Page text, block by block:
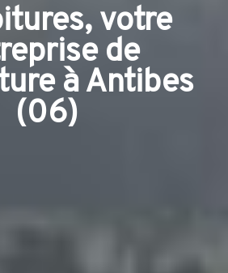
votre
de
à Antibes
(06)